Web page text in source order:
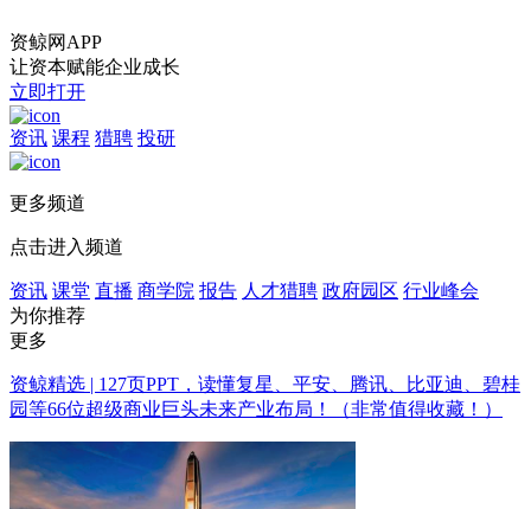
资鲸网APP
让资本赋能企业成长
立即打开
资讯 课程 猎聘 投研
更多频道
点击进入频道
资讯 课堂 直播 商学院 报告 人才猎聘 政府园区 行业峰会
为你推荐
更多
资鲸精选 | 127页PPT，读懂复星、平安、腾讯、比亚迪、碧桂
园等66位超级商业巨头未来产业布局！（非常值得收藏！）